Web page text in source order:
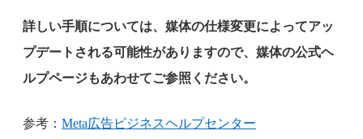
詳しい手順については、媒体の仕様変更によってアッ
プデートされる可能性がありますので、媒体の公式ヘ
ルプページもあわせてご参照ください。
参考： Meta広告ビジネスヘルプセンター